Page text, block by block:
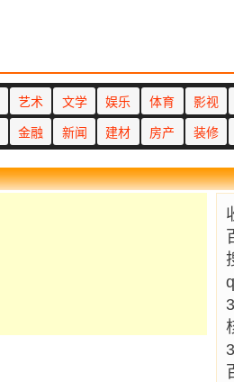
艺术 文学 娱乐 体育 影视
金融 新闻 建材 房产 装修